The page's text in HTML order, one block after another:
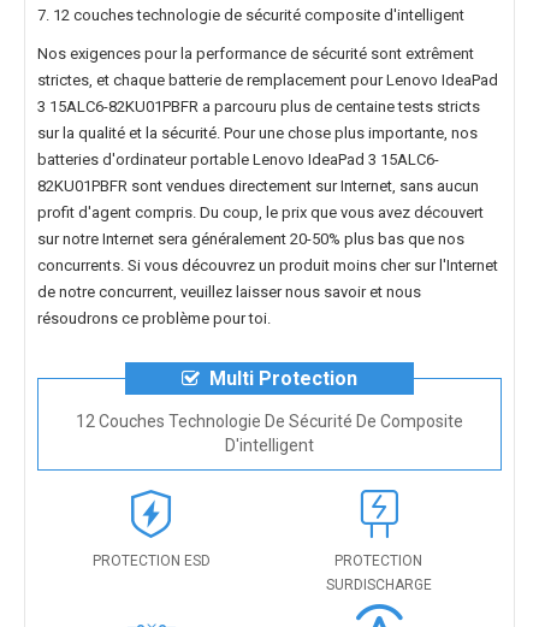
7. 12 couches technologie de sécurité composite d'intelligent
Nos exigences pour la performance de sécurité sont extrêment
strictes, et chaque batterie de remplacement pour Lenovo IdeaPad
3 15ALC6-82KU01PBFR a parcouru plus de centaine tests stricts
sur la qualité et la sécurité. Pour une chose plus importante, nos
batteries d'ordinateur portable Lenovo IdeaPad 3 15ALC6-
82KU01PBFR sont vendues directement sur Internet, sans aucun
profit d'agent compris. Du coup, le prix que vous avez découvert
sur notre Internet sera généralement 20-50% plus bas que nos
concurrents. Si vous découvrez un produit moins cher sur l'Internet
de notre concurrent, veuillez laisser nous savoir et nous
résoudrons ce problème pour toi.
Multi Protection
12 Couches Technologie De Sécurité De Composite
D'intelligent
PROTECTION ESD
PROTECTION
SURDISCHARGE